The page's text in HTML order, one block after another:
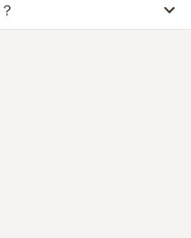
場価格は、約115万円です。
樹木葬とは？費用相場・メリ
ています。
す。
の相場価格は、約52万円で
『
できるプランをご用意してお
確認ください。